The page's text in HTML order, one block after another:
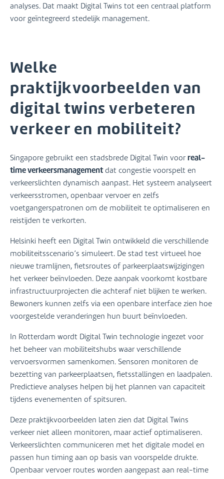
analyses. Dat maakt Digital Twins tot een centraal platform
voor geïntegreerd stedelijk management.
Welke
praktijkvoorbeelden van
digital twins verbeteren
verkeer en mobiliteit?
Singapore gebruikt een stadsbrede Digital Twin voor real-
time verkeersmanagementdat congestie voorspelt en
verkeerslichten dynamisch aanpast. Het systeem analyseert
verkeersstromen, openbaar vervoer en zelfs
voetgangerspatronen om de mobiliteit te optimaliseren en
reistijden te verkorten.
Helsinki heeft een Digital Twin ontwikkeld die verschillende
mobiliteitsscenario’s simuleert. De stad test virtueel hoe
nieuwe tramlijnen, fietsroutes of parkeerplaatswijzigingen
het verkeer beïnvloeden. Deze aanpak voorkomt kostbare
infrastructuurprojecten die achteraf niet blijken te werken.
Bewoners kunnen zelfs via een openbare interface zien hoe
voorgestelde veranderingen hun buurt beïnvloeden.
In Rotterdam wordt Digital Twin technologie ingezet voor
het beheer van mobiliteitshubs waar verschillende
vervoersvormen samenkomen. Sensoren monitoren de
bezetting van parkeerplaatsen, fietsstallingen en laadpalen.
Predictieve analyses helpen bij het plannen van capaciteit
tijdens evenementen of spitsuren.
Deze praktijkvoorbeelden laten zien dat Digital Twins
verkeer niet alleen monitoren, maar actief optimaliseren.
Verkeerslichten communiceren met het digitale model en
passen hun timing aan op basis van voorspelde drukte.
Openbaar vervoer routes worden aangepast aan real-time